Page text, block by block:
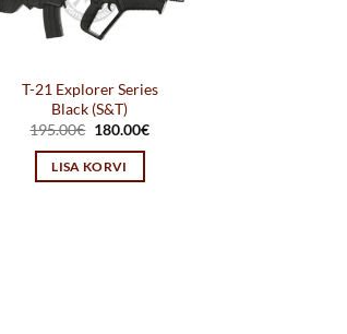
T-21 Explorer Series
Black (S&T)
195.00€ Algne
oli:
195.00€.
180.00€Praegune
LISA KORVI